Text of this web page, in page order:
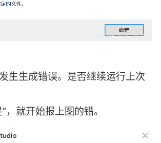
生生成错误。是否继续运行上次
，就开始报上图的错。